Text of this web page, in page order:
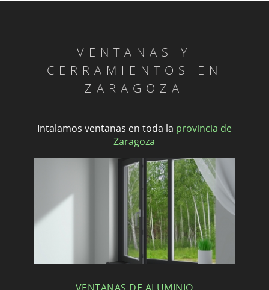
VENTANAS Y
CERRAMIENTOS EN
ZARAGOZA
Intalamos ventanas en toda la provincia de
Zaragoza